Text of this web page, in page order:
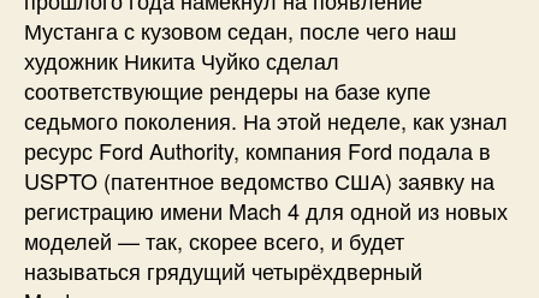
Мустанга с кузовом седан, после чего наш
художник Никита Чуйко сделал
соответствующие рендеры на базе купе
седьмого поколения. На этой неделе, как узнал
ресурс Ford Authority, компания Ford подала в
USPTO (патентное ведомство США) заявку на
регистрацию имени Mach 4 для одной из новых
моделей — так, скорее всего, и будет
называться грядущий четырёхдверный